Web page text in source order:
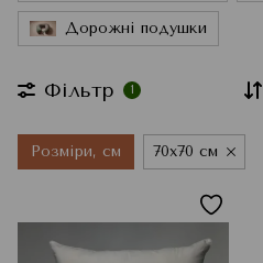
Дорожні подушки
Фільтр 1
Розміри, см 70x70 см